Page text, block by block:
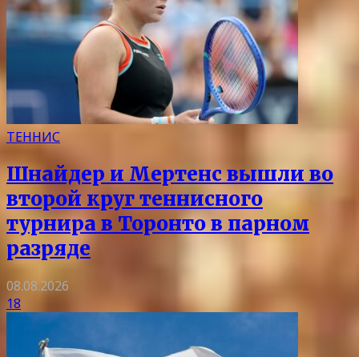
ТЕННИС
Шнайдер и Мертенс вышли во
второй круг теннисного
турнира в Торонто в парном
разряде
08.08.2026
18